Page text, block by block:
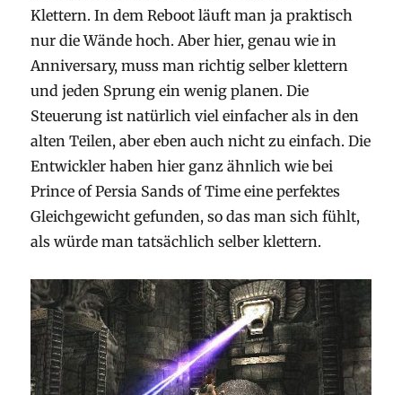
Klettern. In dem Reboot läuft man ja praktisch
nur die Wände hoch. Aber hier, genau wie in
Anniversary, muss man richtig selber klettern
und jeden Sprung ein wenig planen. Die
Steuerung ist natürlich viel einfacher als in den
alten Teilen, aber eben auch nicht zu einfach. Die
Entwickler haben hier ganz ähnlich wie bei
Prince of Persia Sands of Time eine perfektes
Gleichgewicht gefunden, so das man sich fühlt,
als würde man tatsächlich selber klettern.